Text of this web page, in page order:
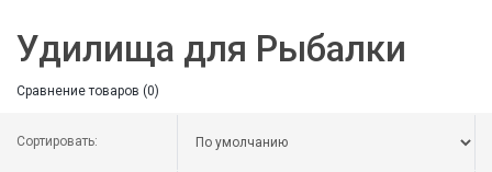
Удилища для Рыбалки
Сравнение товаров (0)
Сортировать: